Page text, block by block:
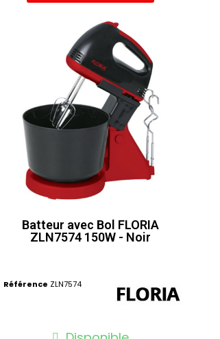
Batteur avec Bol FLORIA
ZLN7574 150W - Noir
Référence ZLN7574